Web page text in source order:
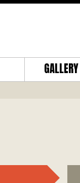
GALLERY